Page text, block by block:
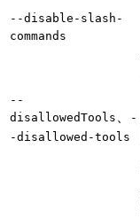
--disable-slash-
commands
--
disallowedTools 、
-
-disallowed-tools